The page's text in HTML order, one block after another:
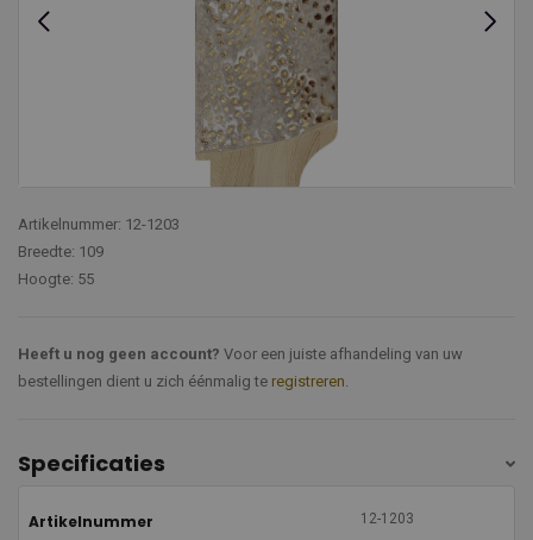
Artikelnummer: 12-1203
Breedte: 109
Hoogte: 55
Heeft u nog geen account? Voor een juiste afhandeling van uw
bestellingen dient u zich éénmalig te registreren.
Specificaties
Artikelnummer 12-1203